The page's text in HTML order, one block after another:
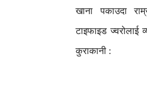
खाना पकाउदा
टाइफाइड ज्वरोलाई
कुराकानी :